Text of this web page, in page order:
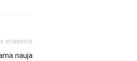
straipsnis
nauja